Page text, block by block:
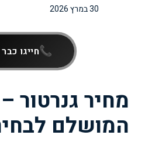
30 במרץ 2026
חייגו
מחיר גנרטור
המושלם